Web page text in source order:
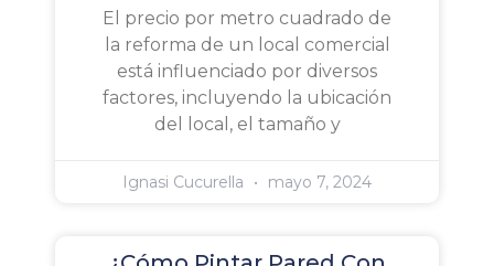
El precio por metro cuadrado de
la reforma de un local comercial
está influenciado por diversos
factores, incluyendo la ubicación
del local, el tamaño y
Ignasi Cucurella mayo 7, 2024